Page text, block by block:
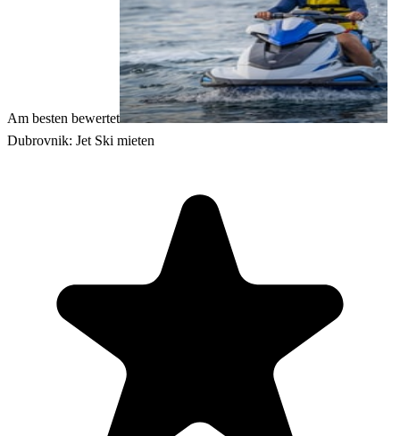
Am besten bewertet
Dubrovnik: Jet Ski mieten